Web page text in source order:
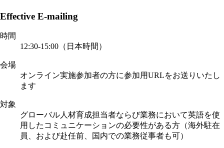
Effective E-mailing
時間
12:30-15:00（日本時間）
会場
オンライン実施参加者の方に参加用URLをお送りいたし
ます
対象
グローバル人材育成担当者ならび業務において英語を使
用したコミュニケーションの必要性がある方（海外駐在
員、および赴任前、国内での業務従事者も可）